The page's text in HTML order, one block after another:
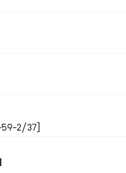
59-2/37]